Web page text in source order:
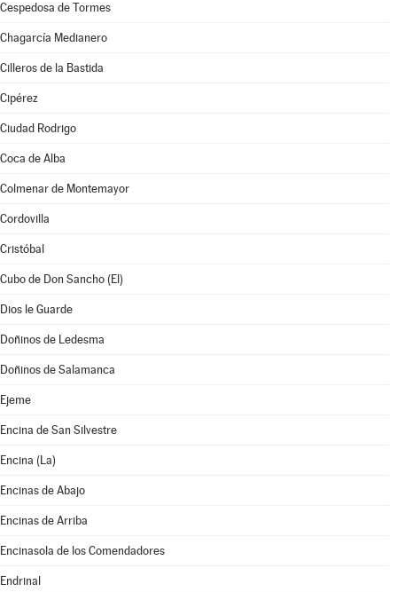
Cespedosa de Tormes
Chagarcía Medianero
Cilleros de la Bastida
Cipérez
Ciudad Rodrigo
Coca de Alba
Colmenar de Montemayor
Cordovilla
Cristóbal
Cubo de Don Sancho (El)
Dios le Guarde
Doñinos de Ledesma
Doñinos de Salamanca
Ejeme
Encina de San Silvestre
Encina (La)
Encinas de Abajo
Encinas de Arriba
Encinasola de los Comendadores
Endrinal